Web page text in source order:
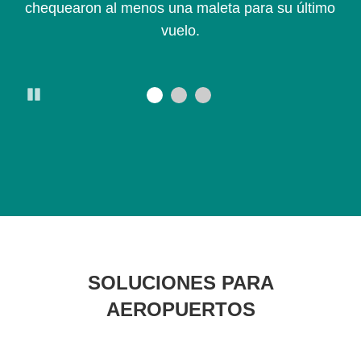
chequearon al menos una maleta para su último
vuelo.
SOLUCIONES PARA
AEROPUERTOS